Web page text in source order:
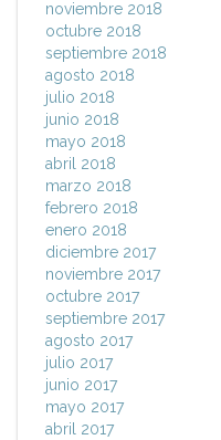
noviembre 2018
octubre 2018
septiembre 2018
agosto 2018
julio 2018
junio 2018
mayo 2018
abril 2018
marzo 2018
febrero 2018
enero 2018
diciembre 2017
noviembre 2017
octubre 2017
septiembre 2017
agosto 2017
julio 2017
junio 2017
mayo 2017
abril 2017